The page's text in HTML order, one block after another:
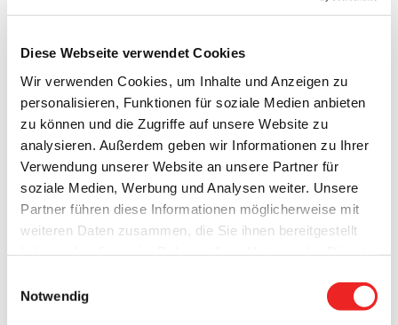
Diese Webseite verwendet Cookies
Wir verwenden Cookies, um Inhalte und Anzeigen zu
personalisieren, Funktionen für soziale Medien anbieten
zu können und die Zugriffe auf unsere Website zu
analysieren. Außerdem geben wir Informationen zu Ihrer
Verwendung unserer Website an unsere Partner für
soziale Medien, Werbung und Analysen weiter. Unsere
Partner führen diese Informationen möglicherweise mit
weiteren Daten zusammen, die Sie ihnen bereitgestellt
werden auch bei der Auswahl von
gesetzt.
Notwendig
Karten-Vorverkauf findet ab dem 11. Dezember
2023 statt
Nachdem der Entertainer Yared Dibaba mit seiner Band in
2020 ein ausverkauftes Konzert in der Gemeinde Barßel
den Seemannsort. Am
spielen